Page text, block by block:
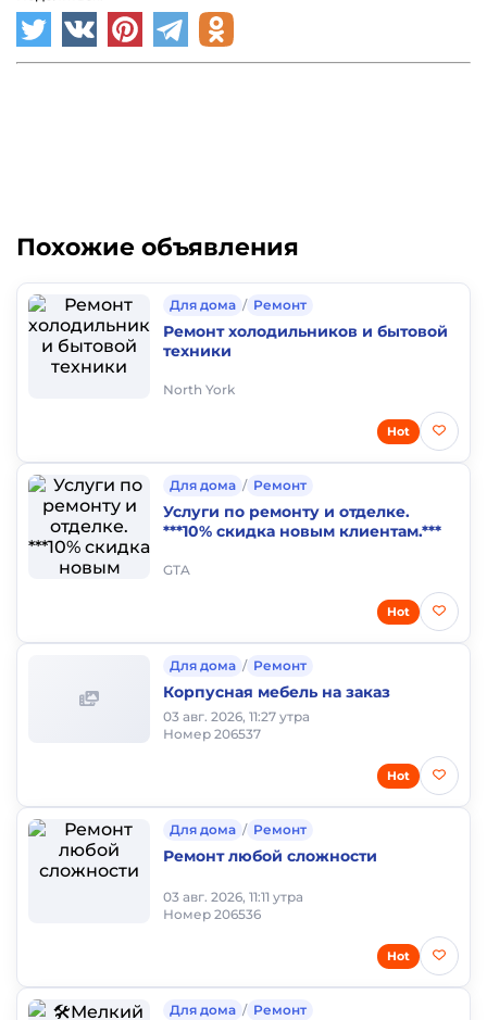
Похожие объявления
Для дома / Ремонт
Ремонт холодильников и бытовой
техники
North York
Hot
Для дома / Ремонт
Услуги по ремонту и отделке.
***10% скидка новым клиентам.***
GTA
Hot
Для дома / Ремонт
Корпусная мебель на заказ
03 авг. 2026, 11:27 утра
Номер 206537
Hot
Для дома / Ремонт
Ремонт любой сложности
03 авг. 2026, 11:11 утра
Номер 206536
Hot
Для дома / Ремонт